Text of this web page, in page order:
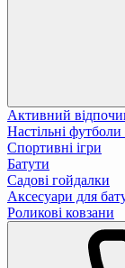
Активний
Настільні футболи
Спортивні ігри
Батути
Садові гойдалки
Аксесуари для
Роликові ковзани